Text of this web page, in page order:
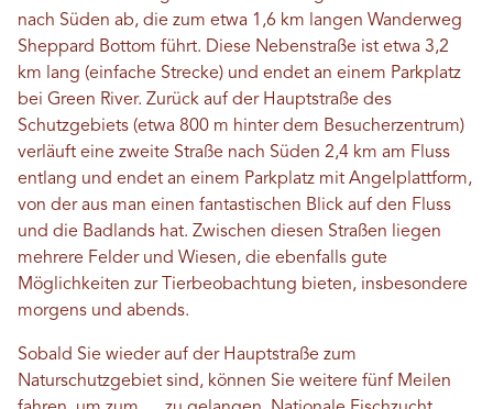
nach Süden ab, die zum etwa 1,6 km langen Wanderweg
Sheppard Bottom führt. Diese Nebenstraße ist etwa 3,2
km lang (einfache Strecke) und endet an einem Parkplatz
bei Green River. Zurück auf der Hauptstraße des
Schutzgebiets (etwa 800 m hinter dem Besucherzentrum)
verläuft eine zweite Straße nach Süden 2,4 km am Fluss
entlang und endet an einem Parkplatz mit Angelplattform,
von der aus man einen fantastischen Blick auf den Fluss
und die Badlands hat. Zwischen diesen Straßen liegen
mehrere Felder und Wiesen, die ebenfalls gute
Möglichkeiten zur Tierbeobachtung bieten, insbesondere
morgens und abends.
Sobald Sie wieder auf der Hauptstraße zum
Naturschutzgebiet sind, können Sie weitere fünf Meilen